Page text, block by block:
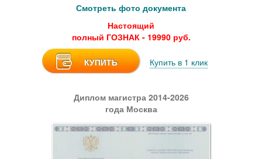
Смотреть фото документа
Настоящий
полный ГОЗНАК - 19990 руб.
КУПИТЬ Купить в 1 клик
Диплом магистра 2014-2026
года Москва